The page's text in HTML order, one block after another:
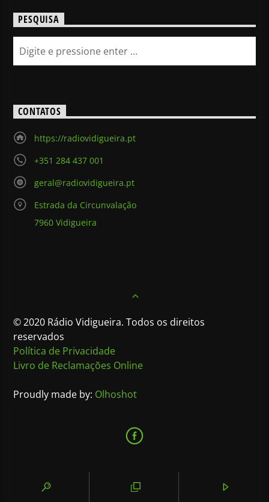
PESQUISA
CONTATOS
https://radiovidigueira.pt
+351 284 437 001
geral@radiovidigueira.pt
Estrada da Circunvalação
7960 Vidigueira
© 2020 Rádio Vidigueira. Todos os direitos
reservados
Política de Privacidade
Livro de Reclamações Online
Proudly made by: Olhoshot